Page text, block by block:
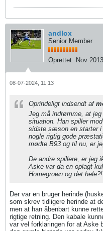
andlox
Senior Member
Oprettet: Nov 2013
08-07-2024, 11:13
Oprindeligt indsendt af
Jeg må indrømme, at
situation. Han spiller
sidste sæson en starter i
nogle rigtig gode
mødte B93 og til nu, er
De andre spillere, er jeg
Aske var da en oplagt
Homegrown og det hele?!
Der var en bruger herinde
som skrev tidligere herinde at
men at han åbenbart kunne
rigtige retning. Den kabale
var vel forklaringen for at